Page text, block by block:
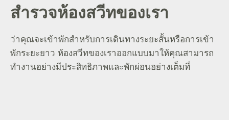
สำรวจห้องสวีทของเรา
่ว่าคุณจะเข้าพักสำหรับการเดินทางระยะสั้นหรือการเข้า
พักระยะยาว ห้องสวีทของเราออกแบบมาให้คุณสามารถ
ทำงานอย่างมีประสิทธิภาพและพักผ่อนอย่างเต็มที่